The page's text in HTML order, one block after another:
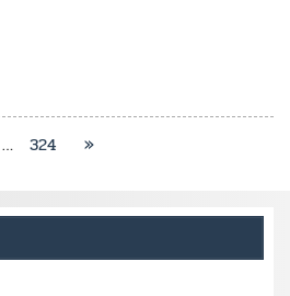
… 324 »